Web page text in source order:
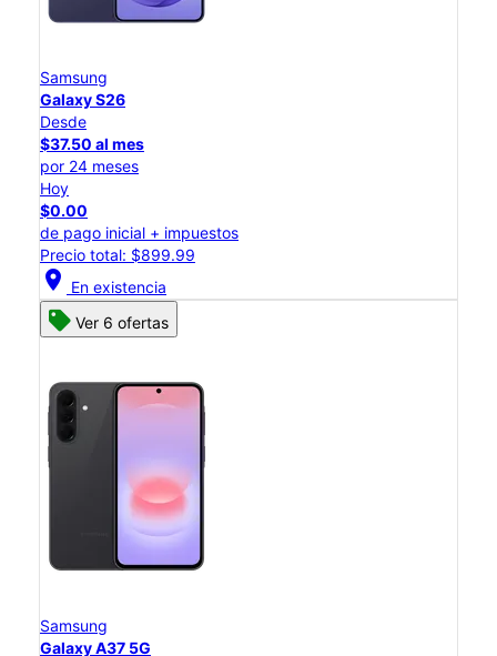
Samsung
Galaxy S26
Desde
$37.50 al mes
por 24 meses
Hoy
$0.00
de pago inicial + impuestos
Precio total: $899.99
location_on En existencia
Ver 6 ofertas
Samsung
Galaxy A37 5G